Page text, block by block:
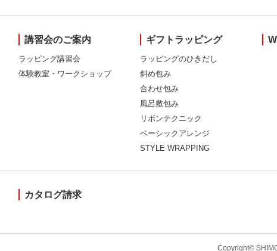
講習会のご案内
ラッピング講習会
体験教室・ワークショップ
ギフトラッピング
ラッピングのひきだし
斜め包み
合わせ包み
風呂敷包み
リボンテクニック
ベーシックアレンジ
STYLE WRAPPING
カタログ請求
Copyright©